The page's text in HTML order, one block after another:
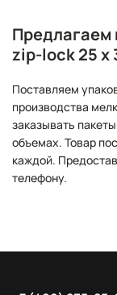
Предлагаем
zip-lock 25 х
Поставляем
производства
заказывать
объемах. Товар
каждой.
телефону.